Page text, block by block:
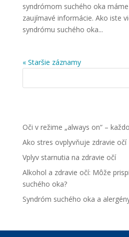
syndrómom suchého oka
zaujímavé informácie. Ako iste
syndrómu suchého oka...
« Staršie záznamy
Oči v režime „always on“ –
Ako stres ovplyvňuje zdravie očí
Vplyv starnutia na zdravie očí
Alkohol a zdravie očí: Môže
suchého oka?
Syndróm suchého oka a
Najnovšie